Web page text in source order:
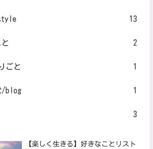
13
2
ごと 1
/blog 1
3
【楽しく生きる】好きなことリスト